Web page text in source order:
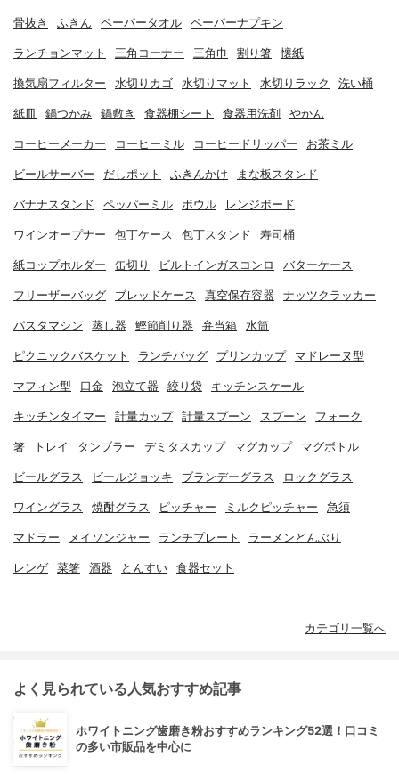
骨抜き ふきん ペーパータオル ペーパーナプキン
ランチョンマット 三角コーナー 三角巾 割り箸 懐紙
換気扇フィルター 水切りカゴ 水切りマット 水切りラック 洗い桶
紙皿 鍋つかみ 鍋敷き 食器棚シート 食器用洗剤 やかん
コーヒーメーカー コーヒーミル コーヒードリッパー お茶ミル
ビールサーバー だしポット ふきんかけ まな板スタンド
バナナスタンド ペッパーミル ボウル レンジボード
ワインオープナー 包丁ケース 包丁スタンド 寿司桶
紙コップホルダー 缶切り ビルトインガスコンロ バターケース
フリーザーバッグ ブレッドケース 真空保存容器 ナッツクラッカー
パスタマシン 蒸し器 鰹節削り器 弁当箱 水筒
ピクニックバスケット ランチバッグ プリンカップ マドレーヌ型
マフィン型 口金 泡立て器 絞り袋 キッチンスケール
キッチンタイマー 計量カップ 計量スプーン スプーン フォーク
箸 トレイ タンブラー デミタスカップ マグカップ マグボトル
ビールグラス ビールジョッキ ブランデーグラス ロックグラス
ワイングラス 焼酎グラス ピッチャー ミルクピッチャー 急須
マドラー メイソンジャー ランチプレート ラーメンどんぶり
レンゲ 菜箸 酒器 とんすい 食器セット
カテゴリ一覧へ
よく見られている人気おすすめ記事
ホワイトニング歯磨き粉おすすめランキング52選！口コミ
の多い市販品を中心に